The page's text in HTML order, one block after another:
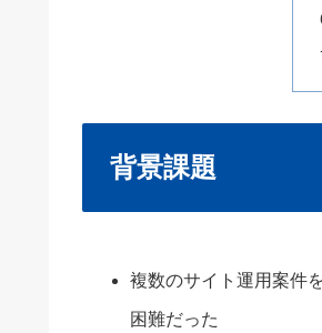
背景課題
複数のサイト運用案件
困難だった